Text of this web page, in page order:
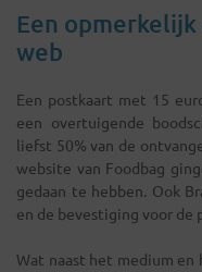
Een
web
Een postkaart met 15
een overtuigende
liefst 50% van de
website van Foodbag
gedaan te hebben. Ook
en de bevestiging voor de
Wat naast het medium en